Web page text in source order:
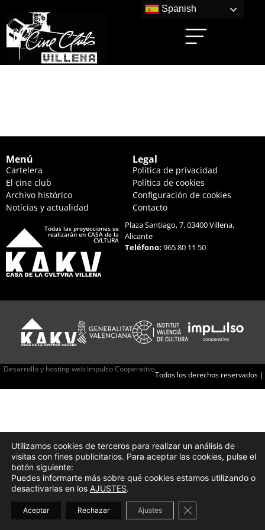
Menú
Cartelera
El cine club
Archivo histórico
Notícias y actualidad
Legal
Política de privacidad
Política de cookies
Configuración de cookies
Contacto
Todas las proyecciones se
realizarán en CASA de la
CVLTURA
Plaza Santiago, 7, 03400 Villena,
Alicante
Teléfono:965 80 11 50
Todos los derechos reservados |
Desarrollo y hosting web Impulso Cooperativo
Spanish
Utilizamos cookies de terceros para realizar un análisis de
visitas con fines publicitarios. Para aceptar las cookies, pulse el
botón siguiente:
Puedes informarte más sobre qué cookies estamos utilizando o
desactivarlas en los AJUSTES.
Aceptar Rechazar Ajustes Cerrar el banner de